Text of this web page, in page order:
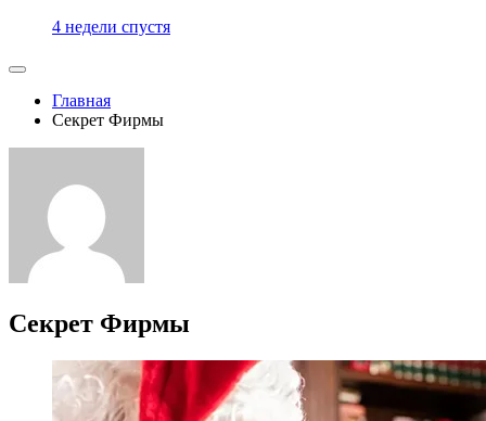
4 недели спустя
Главная
Секрет Фирмы
Секрет Фирмы